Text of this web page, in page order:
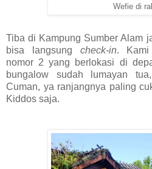
Wefie di
Tiba di Kampung Sumber Alam
bisa langsung check-in. Kami
nomor 2 yang berlokasi di
bungalow sudah lumayan
Cuman, ya ranjangnya paling
Kiddos saja.